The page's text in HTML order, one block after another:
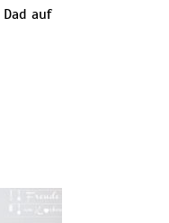
auf